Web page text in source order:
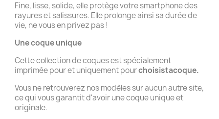
Fine, lisse, solide, elle protège votre smartphone des
rayures et salissures. Elle prolonge ainsi sa durée de
vie, ne vous en privez pas !
Une coque unique
Cette collection de coques est spécialement
imprimée pour et uniquement pourchoisistacoque.
Vous ne retrouverez nos modèles sur aucun autre site,
ce qui vous garantit d'avoir une coque unique et
originale.